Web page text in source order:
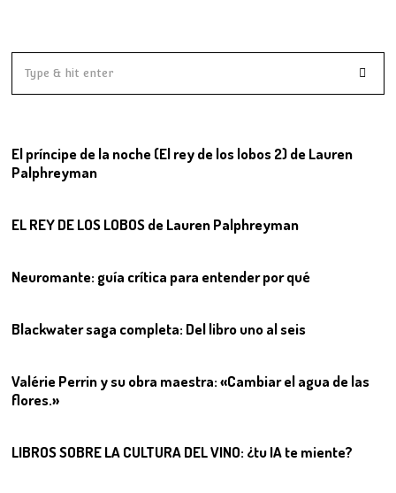
El príncipe de la noche (El rey de los lobos 2) de Lauren
Palphreyman
EL REY DE LOS LOBOS de Lauren Palphreyman
Neuromante: guía crítica para entender por qué
Blackwater saga completa: Del libro uno al seis
Valérie Perrin y su obra maestra: «Cambiar el agua de las
flores.»
LIBROS SOBRE LA CULTURA DEL VINO: ¿tu IA te miente?07